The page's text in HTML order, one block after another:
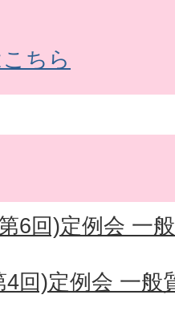
ちら
6回)定例会 一
回)定例会 一般